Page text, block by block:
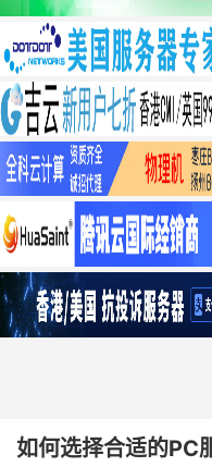
如何选择合适的PC